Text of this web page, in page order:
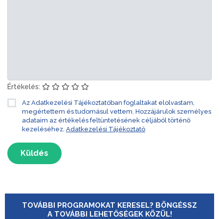
Értékelés:
Az Adatkezelési Tájékoztatóban foglaltakat elolvastam,
megértettem és tudomásul vettem. Hozzájárulok személyes
adataim az értékelés feltüntetésének céljából történő
kezeléséhez. Adatkezelési Tájékoztató
Küldés
TOVÁBBI PROGRAMOKAT KERESEL? BÖNGÉSSZ
A TOVÁBBI LEHETŐSÉGEK KÖZÜL!